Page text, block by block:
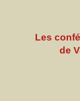
Les
de